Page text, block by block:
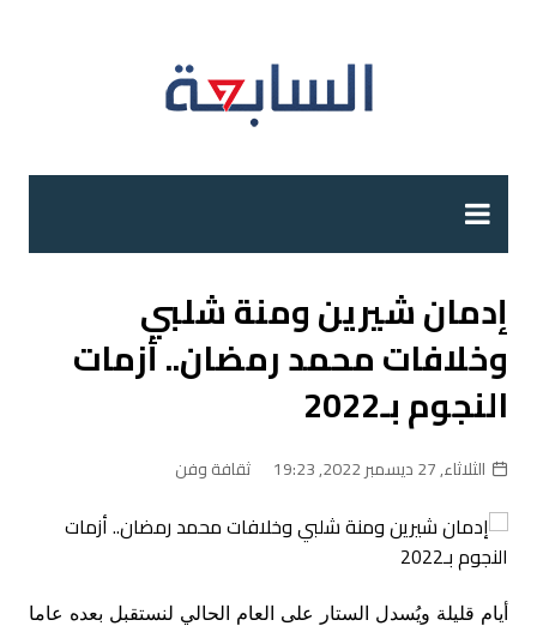
إدمان شيرين ومنة شلبي
وخلافات محمد رمضان.. أزمات
النجوم بـ2022
الثلاثاء, 27 ديسمبر 2022, 19:23 ثقافة وفن
أيام قليلة ويُسدل الستار على العام الحالي لنستقبل بعده عاما